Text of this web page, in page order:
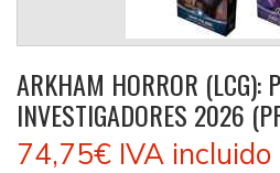
ARKHAM HORROR (LCG):
INVESTIGADORES 2026
74,75€ IVA incluido